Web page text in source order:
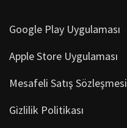
Google Play Uygulaması
Apple Store Uygulaması
Mesafeli Satış Sözleşmesi
Gizlilik Politikası